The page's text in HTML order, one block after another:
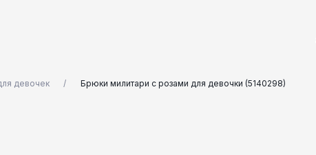
девочек Брюки милитари с розами для девочки (5140298)